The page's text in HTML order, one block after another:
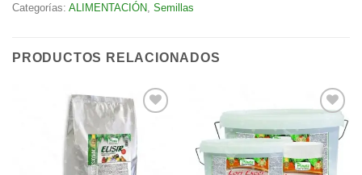
Categorías: ALIMENTACIÓN Semillas
PRODUCTOS RELACIONADOS
Añadir
Añadir
a la